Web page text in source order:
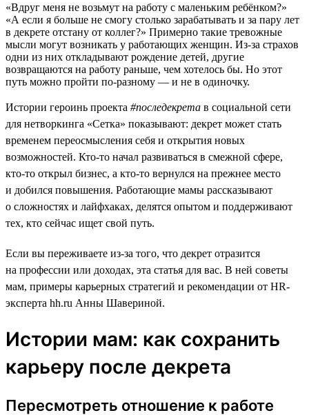
«Вдруг меня не возьмут на работу с маленьким ребёнком?»
«А если я больше не смогу столько зарабатывать и за пару лет
в декрете отстану от коллег?» Примерно такие тревожные
мысли могут возникать у работающих женщин. Из-за страхов
одни из них откладывают рождение детей, другие
возвращаются на работу раньше, чем хотелось бы. Но этот
путь можно пройти по-разному — и не в одиночку.
Истории героинь проекта #последекрета в социальной сети
для нетворкинга «Сетка» показывают: декрет может стать
временем переосмысления себя и открытия новых
возможностей. Кто-то начал развиваться в смежной сфере,
кто-то открыл бизнес, а кто-то вернулся на прежнее место
и добился повышения. Работающие мамы рассказывают
о сложностях и лайфхаках, делятся опытом и поддерживают
тех, кто сейчас ищет свой путь.
Если вы переживаете из-за того, что декрет отразится
на профессии или доходах, эта статья для вас. В ней советы
мам, примеры карьерных стратегий и рекомендации от HR-
эксперта hh.ru Анны Шавериной.
Истории мам: как сохранить
карьеру после декрета
Пересмотреть отношение к работе